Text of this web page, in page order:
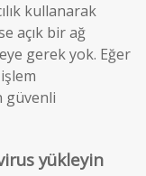
kullanarak
açık bir ağ
gerek yok. Eğer
güvenli
yükleyin